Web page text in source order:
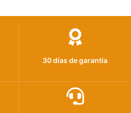
30 días de garantía